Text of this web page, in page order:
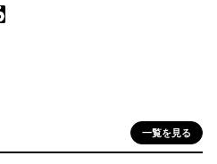
一覧を見る